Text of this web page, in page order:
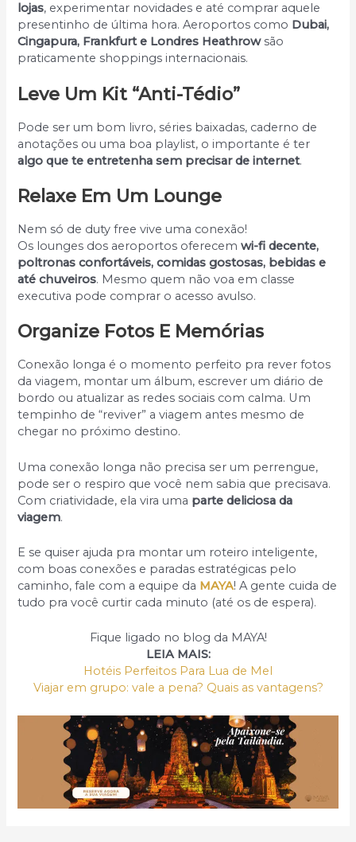
lojas, experimentar novidades e até comprar aquele
presentinho de última hora. Aeroportos como Dubai,
Cingapura, Frankfurt e Londres Heathrowsão
praticamente shoppings internacionais.
Leve Um Kit “anti-Tédio”
Pode ser um bom livro, séries baixadas, caderno de
anotações ou uma boa playlist, o importante é ter
algo que te entretenha sem precisar de internet.
Relaxe Em Um Lounge
Nem só de duty free vive uma conexão!
Os lounges dos aeroportos oferecemwi-fi decente,
poltronas confortáveis, comidas gostosas, bebidas e
até chuveiros. Mesmo quem não voa em classe
executiva pode comprar o acesso avulso.
Organize Fotos E Memórias
Conexão longa é o momento perfeito pra rever fotos
da viagem, montar um álbum, escrever um diário de
bordo ou atualizar as redes sociais com calma. Um
tempinho de “reviver” a viagem antes mesmo de
chegar no próximo destino.
Uma conexão longa não precisa ser um perrengue,
pode ser o respiro que você nem sabia que precisava.
Com criatividade, ela vira uma parte deliciosa da
viagem.
E se quiser ajuda pra montar um roteiro inteligente,
com boas conexões e paradas estratégicas pelo
caminho, fale com a equipe da MAYA! A gente cuida de
tudo pra você curtir cada minuto (até os de espera).
Fique ligado no blog da MAYA!
LEIA MAIS:
Hotéis Perfeitos Para Lua de Mel
Viajar em grupo: vale a pena? Quais as vantagens?